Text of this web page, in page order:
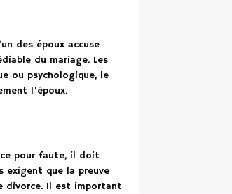
des époux accuse
du mariage. Les
ou psychologique, le
l’époux.
pour faute, il doit
exigent que la preuve
divorce. Il est important